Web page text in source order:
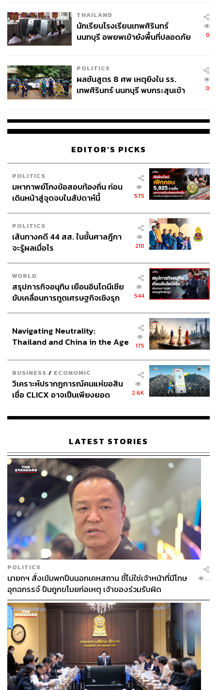
ภาคธุรกิจและแบรนด์ต่างๆ ยังเข้ามาเป็นส่วนหนึ่งของการ
เฉลิมฉลองครั้งนี้ ไม่ว่าจะเป็น 27 FRIDAY, A.CEMI, AKE
AKE, Bonchon, Converse, Frank., Jaspal Group, KIKO
MILANO, Merge, ORI, Please Yogurt Bar, Ravipa,
Shepedence, Silhouette, Sleeping Cloud, Super Daddy
Store, Tar Mafia, Victoria’s Secret, Vintel, WARA, Yoguruto
แบรนด์ดีไซเนอร์ไทยมาร่วมสร้างสีสันตลอดเดือน
LFC Retail Thailand ก็ร่วมฉลอง Pride Month ด้วยการ
เปลี่ยนโลโก้ Liverbird เป็นเวอร์ชันสี Pride สุดพิเศษ พร้อมนำ
เสนอ LFC Pride Collection ณ Discovery Plaza ชั้น G สยาม
ดิสคัฟเวอรี่ ความร่วมมือนี้ช่วยขยายบรรยากาศ Pride ไปสู่
กลุ่มแฟนกีฬาและคอมมูนิตี้ระดับสากลที่มีฐานผู้ติดตามกว้าง
ขวาง
นอกเหนือจากกิจกรรมในพื้นที่ สยามเซ็นเตอร์และสยาม
ดิสคัฟเวอรี่ยังร่วมสนับสนุน Bangkok Pride Parade และเป้า
หมายการผลักดันประเทศไทยสู่การเป็นเจ้าภาพ Bangkok
World Pride 2030 โดยเมื่อวันที่ 31 พฤษภาคม 2569
สยามเซ็นเตอร์ได้ร่วมต้อนรับขบวนพาเหรด พร้อมด้วยศิลปิน
คนดัง และคอมมูนิตี้ต่างๆ อาทิ ตัวแทนจาก The Face
Thailand, สมาคมส่งเสริมคอนเทนต์วายไทย, การแสดงจาก
PrideChella Global Drag Star Show, Bangkok Gay Men’s
Chorus และต้น-ธนษิต
THAILAND
นักเรียนโรงเรียนเทพศิรินทร์
นนทบุรี อพยพเข้ายังพื้นที่ปลอดภัย
0
POLITICS
ผลชันสูตร 8 ศพ เหตุยิงใน รร.
เทพศิรินทร์ นนทบุรี พบกระสุนเข้า
0
EDITOR'S PICKS
POLITICS
มหากาพย์โกงข้อสอบท้องถิ่น ก่อน
เดินหน้าสู่จุดจบในสัปดาห์นี้
575
POLITICS
เส้นทางคดี 44 สส. ในชั้นศาลฎีกา
จะรู้ผลเมื่อไร
210
WORLD
สรุปภารกิจอนุทิน เยือนอินโดนีเซีย
ขับเคลื่อนการทูตเศรษฐกิจเชิงรุก
544
Navigating Neutrality:
Thailand and China in the Age
175
BUSINESS / ECONOMIC
วิเคราะห์ปรากฏการณ์คนแห่ขอสิน
เชื่อ CLICX อาจเป็นเพียงยอด
เรือนไทยที่ถูกซุกไว้
2.6K
LATEST STORIES
POLITICS
นายกฯ สั่งเข้มพกปืนนอกเคหสถาน ชี้ไม่ใช่เจ้าหน้าที่มีโทษ
อุกฉกรรจ์ ปืนถูกขโมยก่อเหตุ เจ้าของร่วมรับผิด
...